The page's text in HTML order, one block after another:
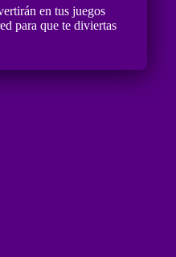
en tus juegos
para que te diviertas